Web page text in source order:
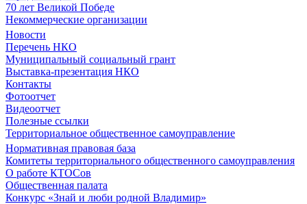
70 лет Великой Победе
Некоммерческие организации
Новости
Перечень НКО
Муниципальный социальный грант
Выставка-презентация НКО
Контакты
Фотоотчет
Видеоотчет
Полезные ссылки
Территориальное общественное самоуправление
Нормативная правовая база
Комитеты территориального общественного самоуправления
О работе КТОСов
Общественная палата
Конкурс «Знай и люби родной Владимир»